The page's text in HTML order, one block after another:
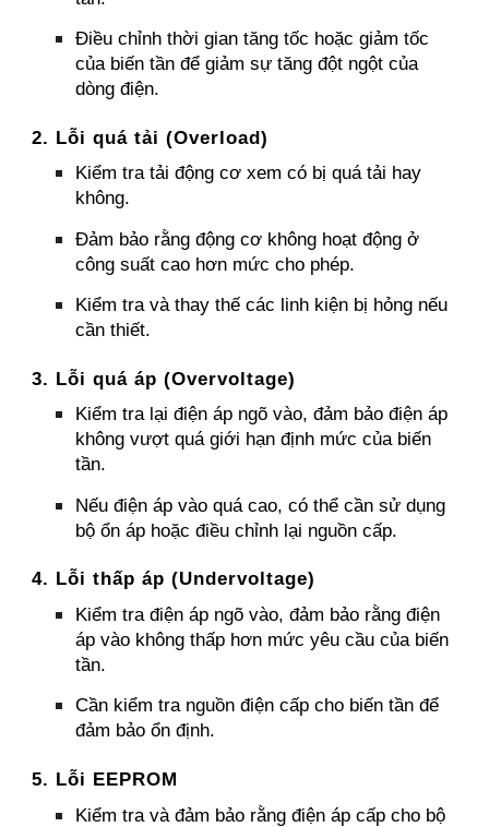
Điều chỉnh thời gian tăng tốc hoặc giảm tốc
của biến tần để giảm sự tăng đột ngột của
dòng điện.
2. Lỗi quá tải (Overload)
Kiểm tra tải động cơ xem có bị quá tải hay
không.
Đảm bảo rằng động cơ không hoạt động ở
công suất cao hơn mức cho phép.
Kiểm tra và thay thế các linh kiện bị hỏng nếu
cần thiết.
3. Lỗi quá áp (Overvoltage)
Kiểm tra lại điện áp ngõ vào, đảm bảo điện áp
không vượt quá giới hạn định mức của biến
tần.
Nếu điện áp vào quá cao, có thể cần sử dụng
bộ ổn áp hoặc điều chỉnh lại nguồn cấp.
4. Lỗi thấp áp (Undervoltage)
Kiểm tra điện áp ngõ vào, đảm bảo rằng điện
áp vào không thấp hơn mức yêu cầu của biến
tần.
Cần kiểm tra nguồn điện cấp cho biến tần để
đảm bảo ổn định.
5. Lỗi EEPROM
Kiểm tra và đảm bảo rằng điện áp cấp cho bộ